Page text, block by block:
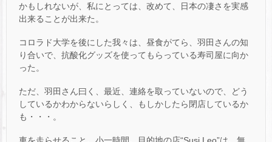
かもしれないが、私にとっては、改めて、日本の凄さを実感
出来ることが出来た。
コロラド大学を後にした我々は、昼食がてら、羽田さんの知
り合いで、抗酸化グッズを使ってもらっている寿司屋に向か
った。
ただ、羽田さん曰く、最近、連絡を取っていないので、どう
しているかわからないらしく、もしかしたら閉店しているか
も・・・。